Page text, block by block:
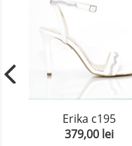
Erika c195
Pret
379,00 lei